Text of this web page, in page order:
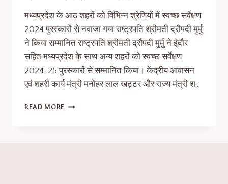
मध्यप्रदेश के आठ शहरों को विभिन्न श्रेणियों में स्वच्छ सर्वेक्षण
2024 पुरस्कारों से नवाजा गया राष्ट्रपति श्रीमती द्रौपदी मुर्मु
ने किया सम्मानित राष्ट्रपति श्रीमती द्रौपदी मुर्मु ने इंदौर
सहित मध्यप्रदेश के साथ अन्य शहरों को स्वच्छ सर्वेक्षण
2024-25 पुरस्कारों से सम्मानित किया। केंद्रीय आवासन
एवं शहरी कार्य मंत्री मनोहर लाल खट्टर और राज्य मंत्री श…
READ MORE